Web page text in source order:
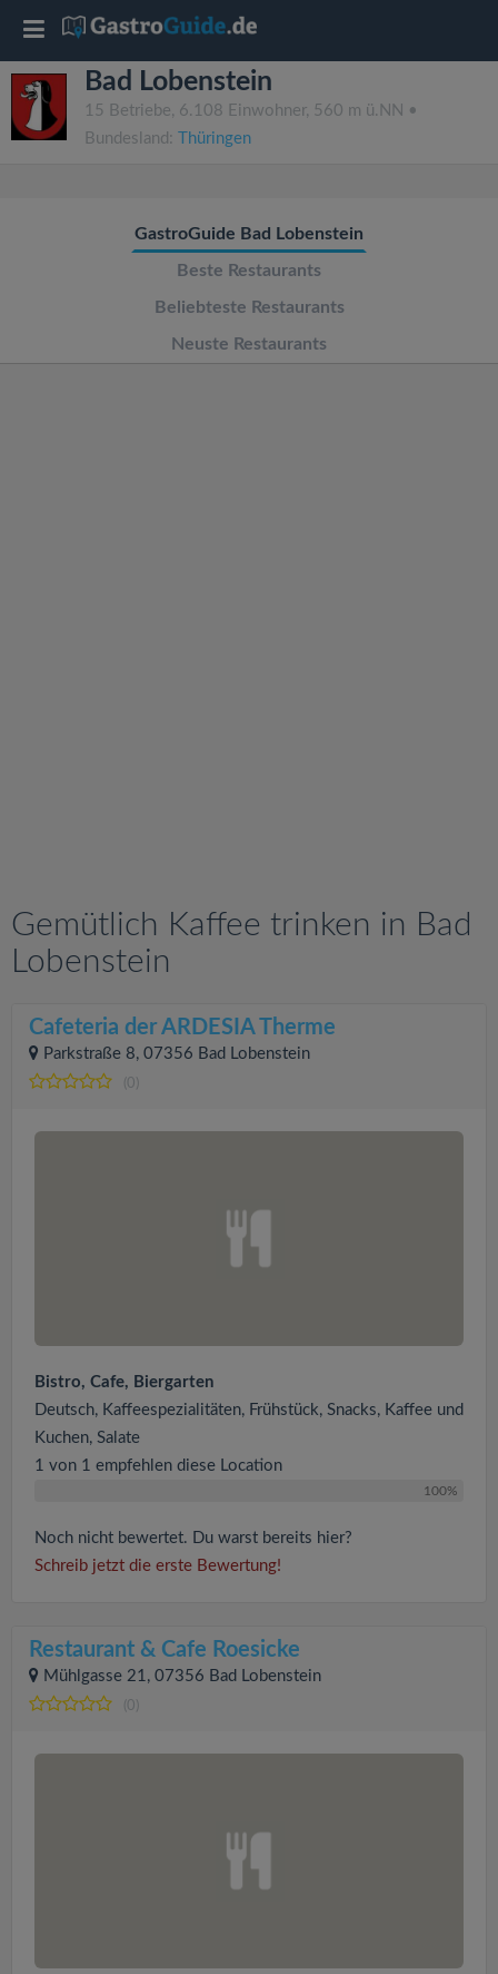
Bad Lobenstein
15 Betriebe, 6.108 Einwohner, 560 m ü.NN •
Bundesland:
Thüringen
GastroGuide Bad Lobenstein
Beste Restaurants
Beliebteste Restaurants
Neuste Restaurants
Gemütlich Kaffee trinken in Bad
Lobenstein
Cafeteria der ARDESIA Therme
Parkstraße 8, 07356 Bad Lobenstein
(0)
Bistro, Cafe, Biergarten
Deutsch, Kaffeespezialitäten, Frühstück, Snacks, Kaffee und
Kuchen, Salate
1 von 1 empfehlen diese Location
100%
Noch nicht bewertet. Du warst bereits hier?
Schreib jetzt die erste Bewertung!
Restaurant & Cafe Roesicke
Mühlgasse 21, 07356 Bad Lobenstein
(0)
T
o
g